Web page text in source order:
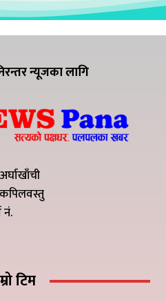
न्यूजका लागि
नं.
टिम